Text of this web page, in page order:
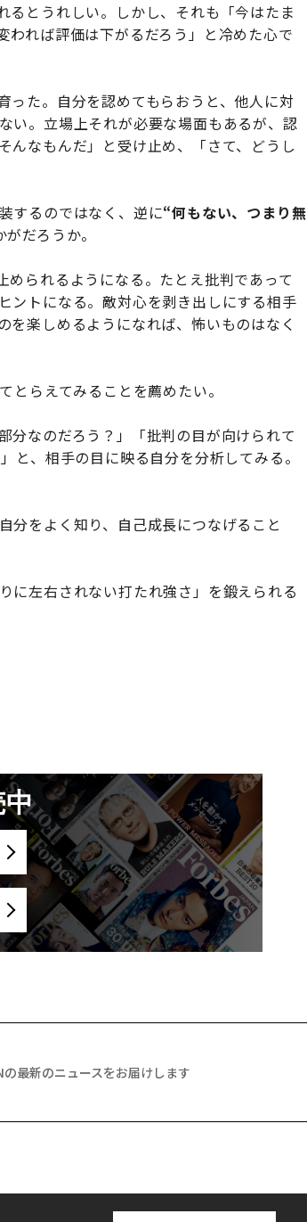
るとうれしい。しかし、それも「今はたま
われば評価は下がるだろう」と冷めた心で
った。自分を認めてもらおうと、他人に対
い。立場上それが必要な場面もあるが、認
んなもんだ」と受け止め、「さて、どうし
するのではなく、逆に“何もない、つまり無
だろうか。
られるようになる。たとえ批判であって
ントになる。敵対心を剥き出しにする相手
を楽しめるようになれば、怖いものはなく
とらえてみることを薦めたい。
分なのだろう？」「批判の目が向けられて
と、相手の目に映る自分を分析してみる。
分をよく知り、自己成長につなげること
に左右されない打たれ強さ」を鍛えられる
中
最新のニュースをお届けします